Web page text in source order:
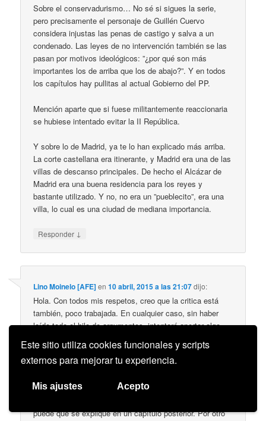
Este sitio utiliza cookies funcionales y scripts
externos para mejorar tu experiencia.
Mis ajustes Acepto
Sobre el conservadurismo… No sé si sigues la serie,
pero precisamente el personaje de Guillén Cuervo
considera injustas las penas de castigo y salva a un
condenado. Las leyes de no intervención también se las
pasan por motivos ideológicos: ”¿por qué son más
importantes los de arriba que los de abajo?”. Y en todos
los capítulos hay pullitas al actual Gobierno del PP.
Mención aparte que si fuese militantemente reaccionaria
se hubiese intentado evitar la II República.
Y sobre lo de Madrid, ya te lo han explicado más arriba.
La corte castellana era itinerante, y Madrid era una de las
villas de descanso principales. De hecho el Alcázar de
Madrid era una buena residencia para los reyes y
bastante utilizado. Y no, no era un ”pueblecito”, era una
villa, lo cual es una ciudad de mediana importancia.
Responder ↓
Lino Moinelo [AFE]en10 abril, 2015 a las 21:07dijo:
Hola. Con todos mis respetos, creo que la critica está
también, poco trabajada. En cualquier caso, sin haber
leído todo el hilo de argumentos, intentaré aportar algo
Lo primero es que hay que tener cierta flexibilidad en
sólo por pasar por alto algunas incoherencias, sino
puede que se explique en un capítulo posterior. Por otro